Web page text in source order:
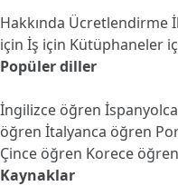
Hakkında Ücretlendirme
için İş için Kütüphaneler
Popüler diller
İngilizce öğren
öğren İtalyanca öğren
Çince öğren Korece öğren
Kaynaklar